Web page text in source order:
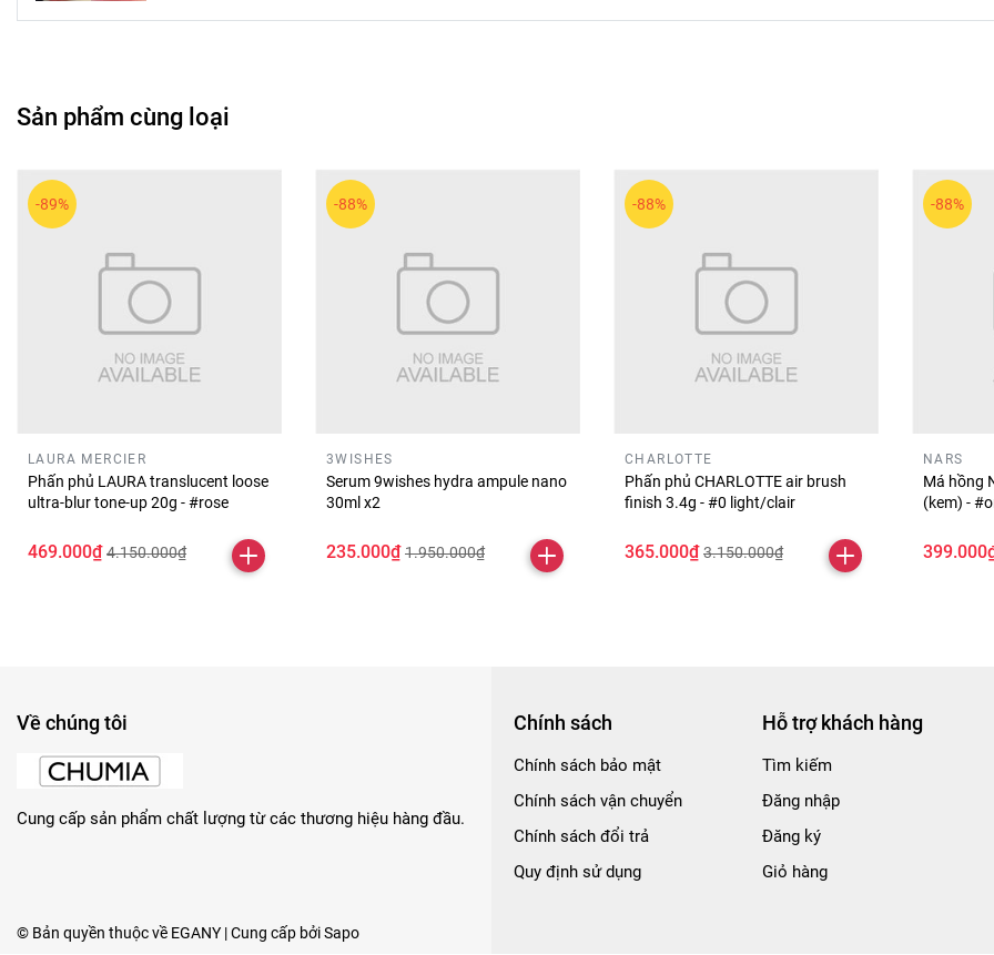
Sản phẩm cùng loại
-89%
LAURA MERCIER
Phấn phủ LAURA translucent loose
ultra-blur tone-up 20g - #rose
469.000₫ 4.150.000₫
-88%
3WISHES
Serum 9wishes hydra ampule nano
30ml x2
235.000₫ 1.950.000₫
-88%
CHARLOTTE
Phấn phủ CHARLOTTE air brush
finish 3.4g - #0 light/clair
365.000₫ 3.150.000₫
-88%
NARS
Má hồng
(kem) -
Về chúng tôi
Cung cấp sản phẩm chất lượng từ các thương hiệu hàng đầu.
Chính sách
Chính sách bảo mật
Chính sách vận chuyển
Chính sách đổi trả
Quy định sử dụng
Hỗ trợ khách hàng
Tìm kiếm
Đăng nhập
Đăng ký
Giỏ hàng
© Bản quyền thuộc về EGANY | Cung cấp bởiSapo